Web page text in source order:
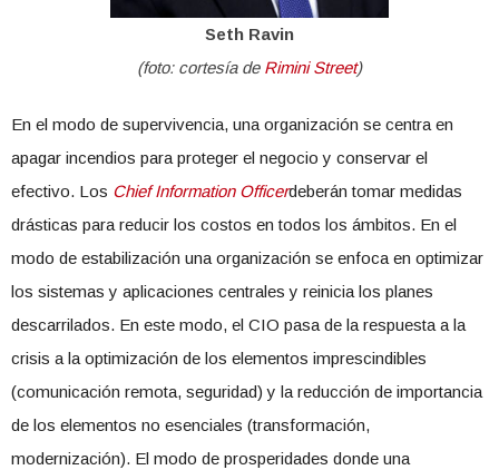
Seth Ravin
(foto: cortesía de Rimini Street)
En el modo de supervivencia, una organización se centra en
apagar incendios para proteger el negocio y conservar el
efectivo. Los Chief Information Officerdeberán tomar medidas
drásticas para reducir los costos en todos los ámbitos. En el
modo de estabilización una organización se enfoca en optimizar
los sistemas y aplicaciones centrales y reinicia los planes
descarrilados. En este modo, el CIO pasa de la respuesta a la
crisis a la optimización de los elementos imprescindibles
(comunicación remota, seguridad) y la reducción de importancia
de los elementos no esenciales (transformación,
modernización). El modo de prosperidades donde una